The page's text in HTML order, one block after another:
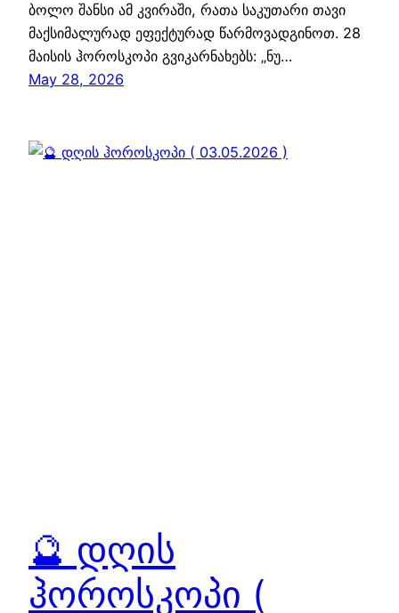
ბოლო შანსი ამ კვირაში, რათა საკუთარი თავი
მაქსიმალურად ეფექტურად წარმოვადგინოთ. 28
მაისის ჰოროსკოპი გვიკარნახებს: „ნუ…
May 28, 2026
🔮 დღის
ჰოროსკოპი (